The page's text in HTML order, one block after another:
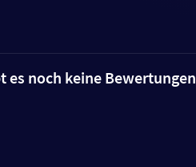
es noch keine Bewertungen